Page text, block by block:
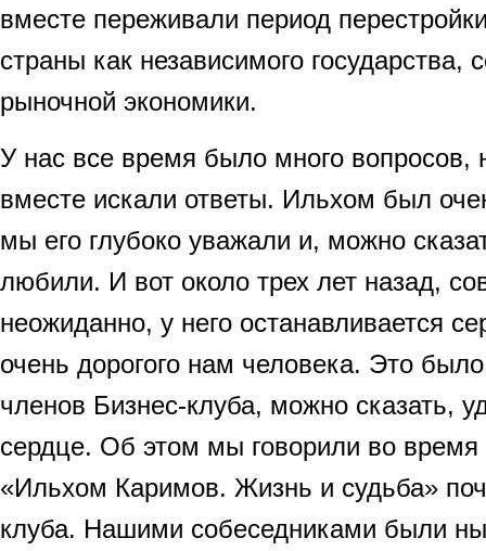
вместе переживали период
страны как независимого государства,
рыночной экономики.
У нас все время было много вопросов,
вместе искали ответы. Ильхом был
мы его глубоко уважали и, можно
любили. И вот около трех лет назад,
неожиданно, у него останавливается
очень дорогого нам человека. Это
членов Бизнес-клуба, можно сказать,
сердце. Об этом мы говорили во
«Ильхом Каримов. Жизнь и судьба»
клуба. Нашими собеседниками были